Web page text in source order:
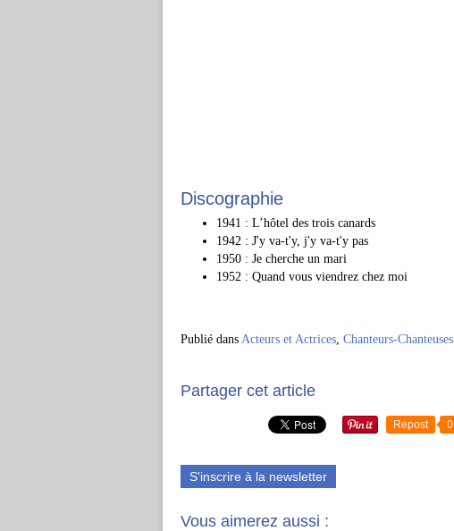
Discographie
1941 : L’hôtel des trois canards
1942 : J'y va-t'y, j'y va-t'y pas
1950 : Je cherche un mari
1952 : Quand vous viendrez chez moi
Publié dans Acteurs et Actrices, Chanteurs-Chanteuses
Partager cet article
Repost 0
S'inscrire à la newsletter
Vous aimerez aussi :